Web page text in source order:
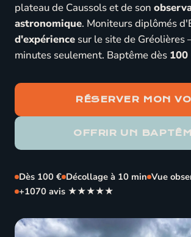
plateau de Caussols et de son
astronomique. Moniteurs diplômés
d'expérience sur le site de
minutes seulement. Baptême dès 100
RÉSERVER MON
OFFRIR UN
Dès 100 € Décollage à 10 min Vue
+1070 avis ★★★★★